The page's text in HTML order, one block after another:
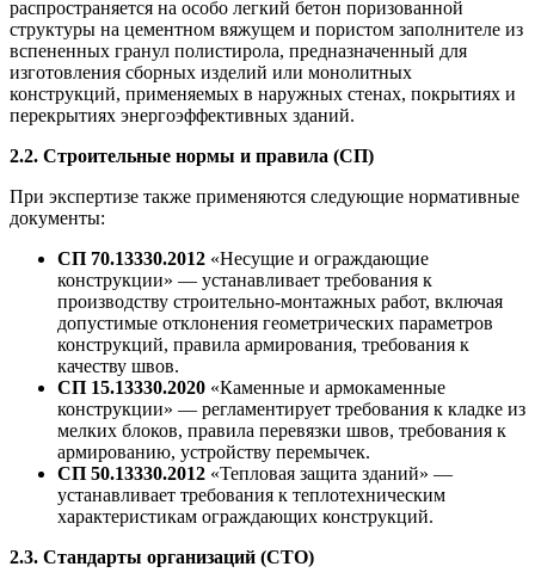
распространяется на особо легкий бетон поризованной
структуры на цементном вяжущем и пористом заполнителе из
вспененных гранул полистирола, предназначенный для
изготовления сборных изделий или монолитных
конструкций, применяемых в наружных стенах, покрытиях и
перекрытиях энергоэффективных зданий.
2.2. Строительные нормы и правила (СП)
При экспертизе также применяются следующие нормативные
документы:
СП 70.13330.2012 «Несущие и ограждающие
конструкции» — устанавливает требования к
производству строительно-монтажных работ, включая
допустимые отклонения геометрических параметров
конструкций, правила армирования, требования к
качеству швов.
СП 15.13330.2020 «Каменные и армокаменные
конструкции» — регламентирует требования к кладке из
мелких блоков, правила перевязки швов, требования к
армированию, устройству перемычек.
СП 50.13330.2012 «Тепловая защита зданий» —
устанавливает требования к теплотехническим
характеристикам ограждающих конструкций.
2.3. Стандарты организаций (СТО)